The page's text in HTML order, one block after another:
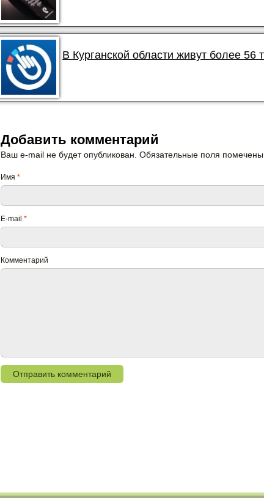
В Курганской области живут более 56
Добавить комментарий
Ваш e-mail не будет опубликован. Обязательные поля помечены
Имя *
E-mail *
Комментарий